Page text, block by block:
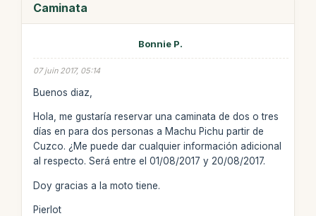
Caminata
Bonnie P.
07 juin 2017, 05:14
Buenos diaz,
Hola, me gustaría reservar una caminata de dos o tres
días en para dos personas a Machu Pichu partir de
Cuzco. ¿Me puede dar cualquier información adicional
al respecto. Será entre el 01/08/2017 y 20/08/2017.
Doy gracias a la moto tiene.
Pierlot